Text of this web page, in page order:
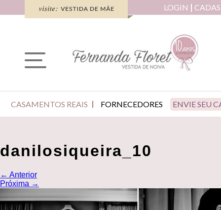
LOGIN
CASAMENTOS REAIS FORNECEDORES ENVIE SEU
danilosiqueira_10
← Anterior
Próxima →